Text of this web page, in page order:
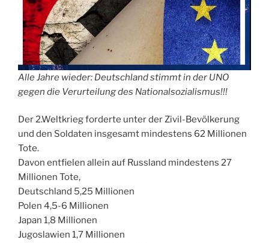
Alle Jahre wieder: Deutschland stimmt in der UNO
gegen die Verurteilung des Nationalsozialismus!!!
Der 2.Weltkrieg forderte unter der Zivil-Bevölkerung
und den Soldaten insgesamt mindestens 62 Millionen
Tote.
Davon entfielen allein auf Russland mindestens 27
Millionen Tote,
Deutschland 5,25 Millionen
Polen 4,5-6 Millionen
Japan 1,8 Millionen
Jugoslawien 1,7 Millionen